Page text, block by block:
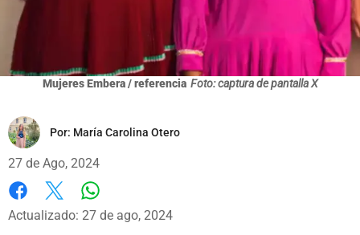
Mujeres Embera / referencia Foto: captura de pantalla X
Por: María Carolina Otero
27 de Ago, 2024
Facebook
X
Actualizado: 27 de ago, 2024